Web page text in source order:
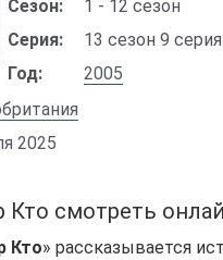
Сезон:
1 - 12 сезон
Серия:
13 сезон 9 серия
Год:
2005
2025
Кто смотреть
Кто» рассказывается